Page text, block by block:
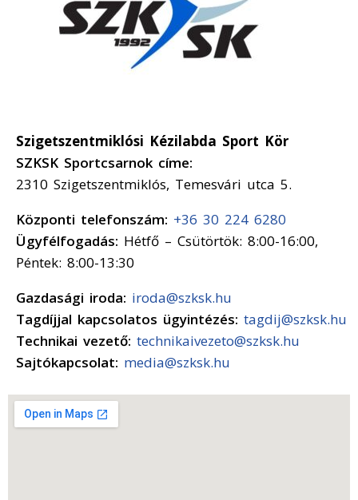
Szigetszentmiklósi Kézilabda Sport Kör
SZKSK Sportcsarnok címe:
2310 Szigetszentmiklós, Temesvári utca 5.
Központi telefonszám: +36 30 224 6280
Ügyfélfogadás: Hétfő – Csütörtök: 8:00-16:00,
Péntek: 8:00-13:30
Gazdasági iroda: iroda@szksk.hu
Tagdíjjal kapcsolatos ügyintézés: tagdij@szksk.hu
Technikai vezető: technikaivezeto@szksk.hu
Sajtókapcsolat: media@szksk.hu